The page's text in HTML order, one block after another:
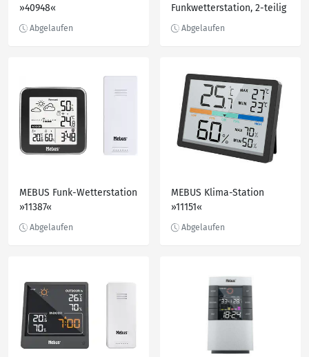
»40948«
Funkwetterstation, 2-teilig
MEBUS Funk-Wetterstation
»11387«
MEBUS Klima-Station
»11151«